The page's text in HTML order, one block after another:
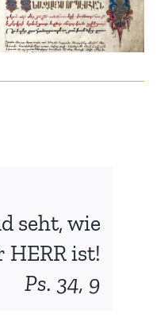
seht, wie
HERR ist!
Ps. 34, 9